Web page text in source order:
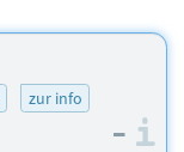
zur info
–